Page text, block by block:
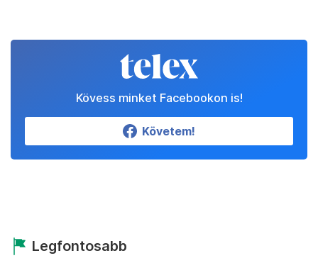
Kövess minket Facebookon is!
Követem!
Legfontosabb